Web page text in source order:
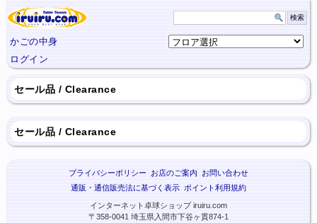
かごの中身
ログイン
セール品 / Clearance
セール品 / Clearance
プライバシーポリシー お店のご案内 お問い合わせ
通販・通信販売法に基づく表示 ポイント利用規約
インターネット卓球ショップ iruiru.com
〒358-0041 埼玉県入間市下谷ヶ貫874-1